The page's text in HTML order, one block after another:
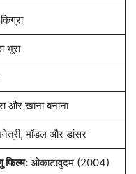
भूरा
और खाना बनाना
मॉडल और डांसर
फिल्म:ओकाटावुदम (2004)